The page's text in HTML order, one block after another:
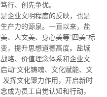
行、创先争优。
企业文明程度的反映，也是
产力的源泉。一直以来，盐
、人文美、身心美等“四美”标
，提升思想道德高度。盐城
略、价值理念体系和企业文
动“文化铸魂、文化赋能、文
发挥文化聚力作用，开启新时
成为员工自觉认知和行动，